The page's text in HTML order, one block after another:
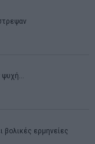
ψυχή…
βολικές ερμηνείες